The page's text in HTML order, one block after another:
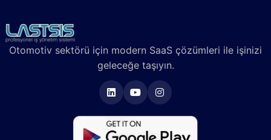
Otomotiv sektörü için modern SaaS çözümleri ile işinizi
geleceğe taşıyın.